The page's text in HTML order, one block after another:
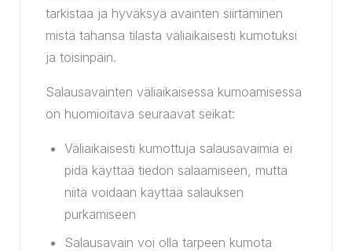
tarkistaa ja hyväksyä avainten siirtäminen
mistä tahansa tilasta väliaikaisesti kumotuksi
ja toisinpäin.
Salausavainten väliaikaisessa kumoamisessa
on huomioitava seuraavat seikat:
Väliaikaisesti kumottuja salausavaimia ei
pidä käyttää tiedon salaamiseen, mutta
niitä voidaan käyttää salauksen
purkamiseen
Salausavain voi olla tarpeen kumota